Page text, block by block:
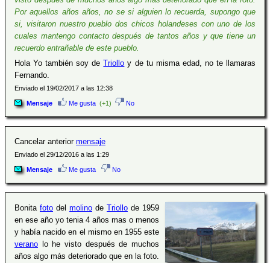
Por aquellos años años, no se si alguien lo recuerda, supongo que
si, visitaron nuestro pueblo dos chicos holandeses con uno de los
cuales mantengo contacto después de tantos años y que tiene un
recuerdo entrañable de este pueblo.
Hola Yo también soy deTriollo y de tu misma edad, no te llamaras
Fernando.
Enviado el 19/02/2017 a las 12:38
Mensaje Me gusta (+1) No
Cancelar anterior mensaje
Enviado el 29/12/2016 a las 1:29
Mensaje Me gusta No
Bonita foto del molino de Triollo de 1959
en ese año yo tenia 4 años mas o menos
y había nacido en el mismo en 1955 este
verano lo he visto después de muchos
años algo más deteriorado que en la foto.